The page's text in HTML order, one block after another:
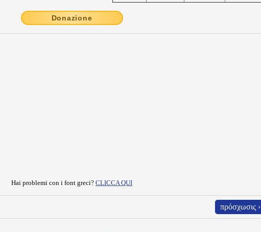
Donazione
Hai problemi con i font greci? CLICCA QUI
πρόσχωσις ›